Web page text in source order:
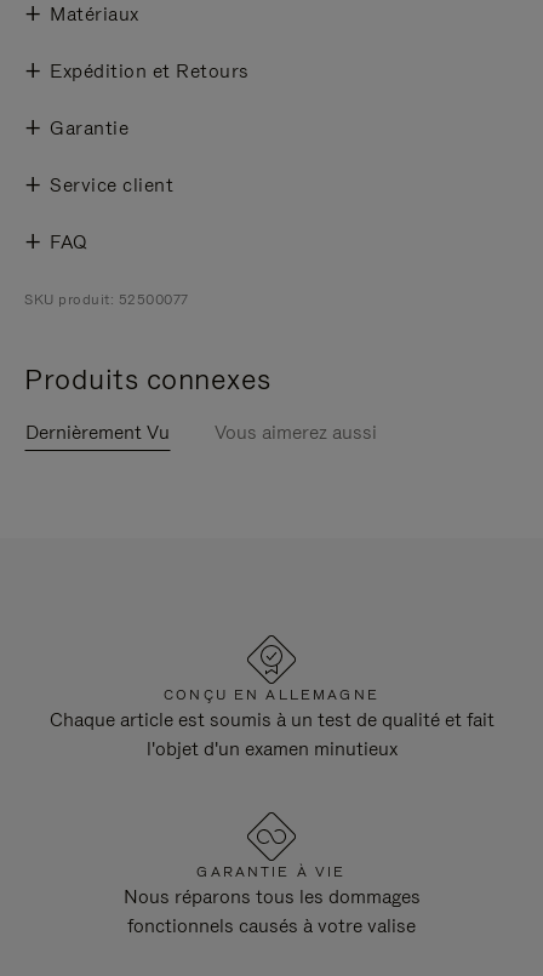
Matériaux
Expédition et Retours
Garantie
Service client
FAQ
SKU produit: 52500077
Produits connexes
Dernièrement Vu Vous aimerez aussi
CONÇU EN ALLEMAGNE
Chaque article est soumis à un test de qualité et fait
l'objet d'un examen minutieux
GARANTIE À VIE
Nous réparons tous les dommages
fonctionnels causés à votre valise